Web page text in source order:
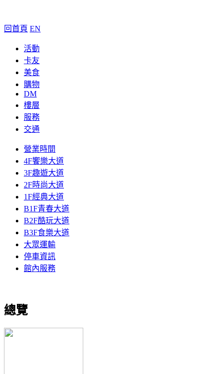
回首頁 EN
活動
卡友
美食
購物
DM
樓層
服務
交通
營業時間
4F饗樂大道
3F趣遊大道
2F時尚大道
1F經典大道
B1F青春大道
B2F酷玩大道
B3F食樂大道
大眾運輸
停車資訊
館內服務
總覽